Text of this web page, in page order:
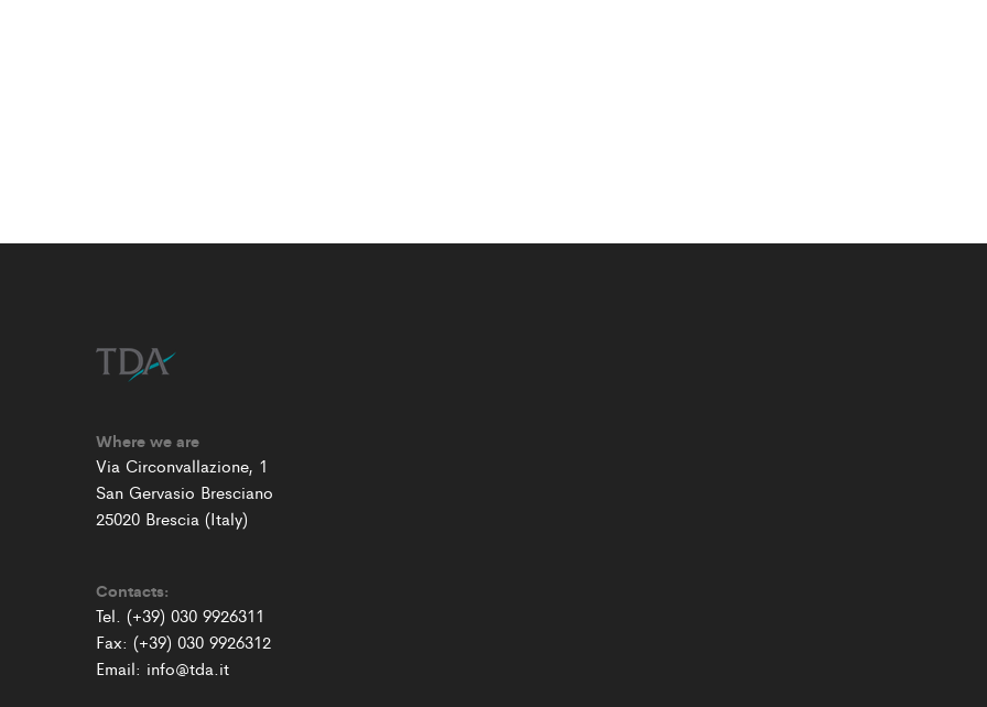
Where we are
Via Circonvallazione, 1
San Gervasio Bresciano
25020 Brescia (Italy)
Contacts:
Tel. (+39) 030 9926311
Fax: (+39) 030 9926312
Email: info@tda.it